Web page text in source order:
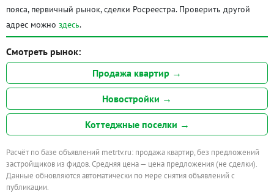
пояса, первичный рынок, сделки Росреестра. Проверить другой
адрес можно здесь.
Смотреть рынок:
Продажа квартир →
Новостройки →
Коттеджные поселки →
Расчёт по базе объявлений metrtv.ru: продажа квартир, без предложений
застройщиков из фидов. Средняя цена — цена предложения (не сделки).
Данные обновляются автоматически по мере снятия объявлений с
публикации.